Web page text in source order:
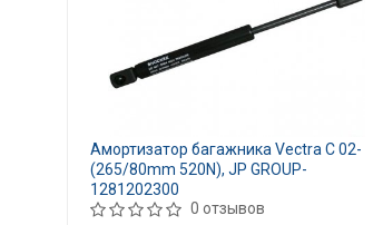
Амортизатор багажника Vectra C 02-
(265/80mm 520N), JP GROUP-
1281202300
0 отзывов